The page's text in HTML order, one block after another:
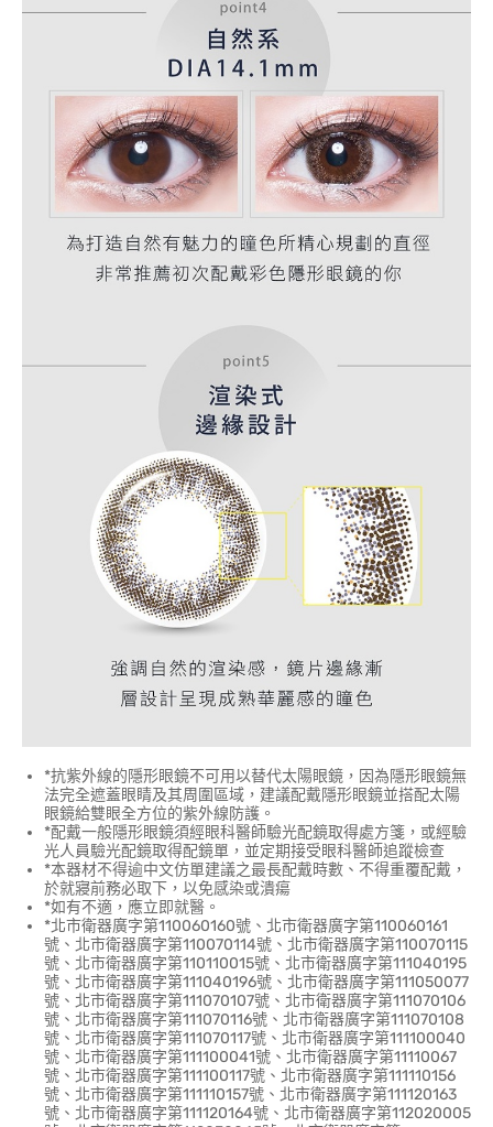
*抗紫外線的隱形眼鏡不可用以替代太陽眼鏡，因為隱形眼鏡無
法完全遮蓋眼睛及其周圍區域，建議配戴隱形眼鏡並搭配太陽
眼鏡給雙眼全方位的紫外線防護。
*配戴一般隱形眼鏡須經眼科醫師驗光配鏡取得處方箋，或經驗
光人員驗光配鏡取得配鏡單，並定期接受眼科醫師追蹤檢查
*本器材不得逾中文仿單建議之最長配戴時數、不得重覆配戴，
於就寢前務必取下，以免感染或潰瘍
*如有不適，應立即就醫。
*北市衛器廣字第110060160號、北市衛器廣字第110060161
號、北市衛器廣字第110070114號、北市衛器廣字第110070115
號、北市衛器廣字第110110015號、北市衛器廣字第111040195
號、北市衛器廣字第111040196號、北市衛器廣字第111050077
號、北市衛器廣字第111070107號、北市衛器廣字第111070106
號、北市衛器廣字第111070116號、北市衛器廣字第111070108
號、北市衛器廣字第111070117號、北市衛器廣字第111100040
號、北市衛器廣字第111100041號、北市衛器廣字第11110067
號、北市衛器廣字第111100117號、北市衛器廣字第111110156
號、北市衛器廣字第111110157號、北市衛器廣字第111120163
號、北市衛器廣字第111120164號、北市衛器廣字第112020005